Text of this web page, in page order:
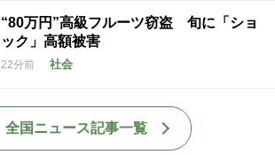
“80万円”高級フルーツ窃盗 旬に「ショ
ック」高額被害
22分前 社会
全国ニュース記事一覧